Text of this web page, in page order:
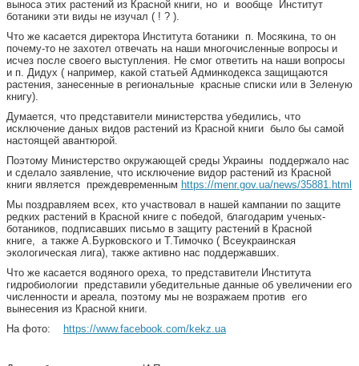
выноса этих растений из Красной книги, но и вообще Институт
ботаники эти виды не изучал ( ! ? ).
Что же касается директора Института ботаники п. Мосякина, то он
почему-то не захотел отвечать на наши многочисленные вопросы и
исчез после своего выступления. Не смог ответить на наши вопросы
и п. Дидух ( например, какой статьей Админкодекса защищаются
растения, занесенные в региональные красные списки или в Зеленую
книгу).
Думается, что представители министерства убедились, что
исключение даных видов растений из Красной книги было бы самой
настоящей авантюрой.
Поэтому Министерство окружающей среды Украины поддержало нас
и сделало заявление, что исключение видор растений из Красной
книги является преждевременным https://menr.gov.ua/news/35881.html
Мы поздравляем всех, кто участвовал в нашей кампании по защите
редких растений в Красной книге с победой, благодарим ученых-
ботаников, подписавших письмо в защиту растений в Красной
книге, а также А.Бурковского и Т.Тимочко ( Всеукраинская
экологическая лига), также активно нас поддержавших.
Что же касается водяного ореха, то представители Института
гидробиологии представили убедительные данные об увеличении его
численности и ареала, поэтому мы не возражаем против его
вынесения из Красной книги.
На фото:
https://www.facebook.com/kekz.ua